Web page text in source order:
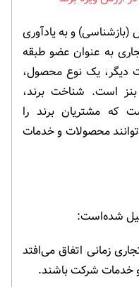
و به یادآوری
به عنوان عضو طبقه
دیگر، یک نوع محصول،
است. شناخت برند،
مشتریان برند را
محصولات و خدمات
زمانی اتفاق می‌افتد
و خدمات شرکت باشند.